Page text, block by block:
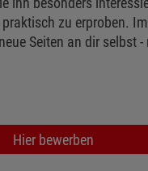
zu erproben.
Seiten an dir selbst
Hier bewerben